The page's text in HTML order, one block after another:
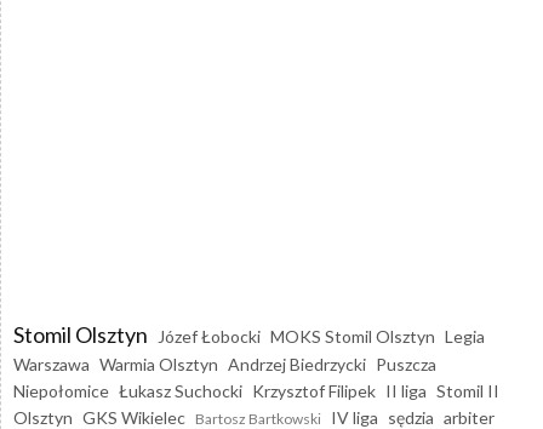
Stomil Olsztyn Józef Łobocki MOKS Stomil Olsztyn Legia
Warszawa Warmia Olsztyn Andrzej Biedrzycki Puszcza
Niepołomice Łukasz Suchocki Krzysztof Filipek II liga Stomil II
Olsztyn GKS Wikielec Bartosz Bartkowski IV liga sędzia arbiter